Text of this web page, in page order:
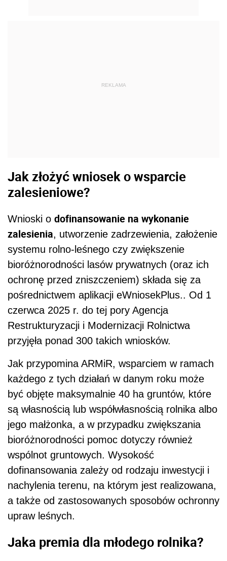
REKLAMA
Jak złożyć wniosek o wsparcie
zalesieniowe?
Wnioski o dofinansowanie na wykonanie
zalesienia, utworzenie zadrzewienia, założenie
systemu rolno-leśnego czy zwiększenie
bioróżnorodności lasów prywatnych (oraz ich
ochronę przed zniszczeniem) składa się za
pośrednictwem aplikacji eWniosekPlus.. Od 1
czerwca 2025 r. do tej pory Agencja
Restrukturyzacji i Modernizacji Rolnictwa
przyjęła ponad 300 takich wniosków.
Jak przypomina ARMiR, wsparciem w ramach
każdego z tych działań w danym roku może
być objęte maksymalnie 40 ha gruntów, które
są własnością lub współwłasnością rolnika albo
jego małżonka, a w przypadku zwiększania
bioróżnorodności pomoc dotyczy również
wspólnot gruntowych. Wysokość
dofinansowania zależy od rodzaju inwestycji i
nachylenia terenu, na którym jest realizowana,
a także od zastosowanych sposobów ochronny
upraw leśnych.
Jaka premia dla młodego rolnika?